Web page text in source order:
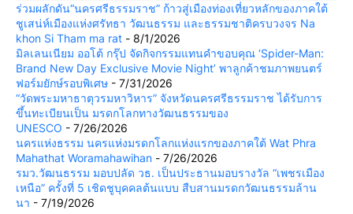
ร่วมผลักดัน“นครศรีธรรมราช” ก้าวสู่เมืองท่องเที่ยวหลักของภาคใต้
ชูเสน่ห์เมืองแห่งศรัทธา วัฒนธรรม และธรรมชาติครบวงจร Na
khon Si Tham ma rat - 8/1/2026
มิลเลนเนียม ออโต้ กรุ๊ป จัดกิจกรรมแทนคำขอบคุณ ‘Spider-Man:
Brand New Day Exclusive Movie Night’ พาลูกค้าชมภาพยนตร์
ฟอร์มยักษ์รอบพิเศษ - 7/31/2026
“วัดพระมหาธาตุวรมหาวิหาร” จังหวัดนครศรีธรรมราช ได้รับการ
ขึ้นทะเบียนเป็น มรดกโลกทางวัฒนธรรมของ
UNESCO - 7/26/2026
นครแห่งธรรม นครแห่งมรดกโลกแห่งแรกของภาคใต้ Wat Phra
Mahathat Woramahawihan - 7/26/2026
รมว.วัฒนธรรม มอบปลัด วธ. เป็นประธานมอบรางวัล “เพชรเมือง
เหนือ” ครั้งที่ 5 เชิดชูบุคคลต้นแบบ สืบสานมรดกวัฒนธรรมล้าน
นา - 7/19/2026